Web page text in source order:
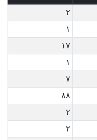
٢
١
١٧
١
٧
٨٨
٢
٢